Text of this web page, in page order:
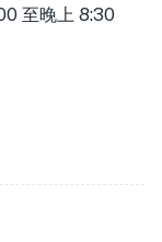
至晚上 8:30